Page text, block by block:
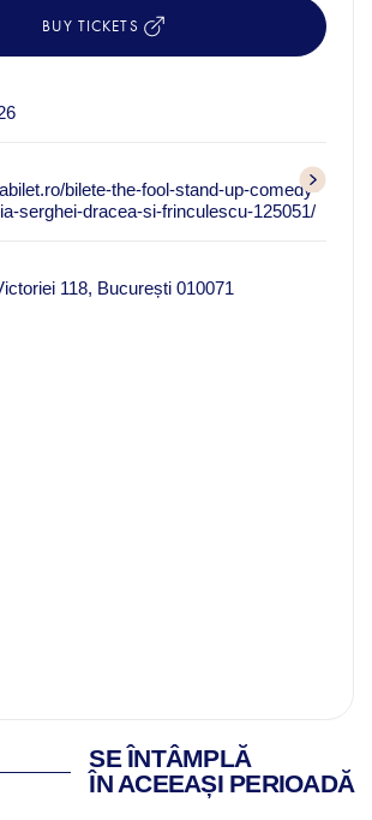
BUY TICKETS
bilete-the-fool-stand-up-comedy-
serghei-dracea-si-frinculescu-125051/
118, București 010071
SE ÎNTÂMPLĂ
ÎN ACEEAȘI PERIOADĂ